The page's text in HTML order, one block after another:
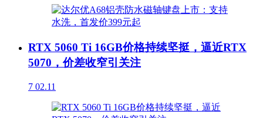
RTX 5060 Ti 16GB价格持续坚挺，逼近RTX
5070，价差收窄引关注
7 02.11